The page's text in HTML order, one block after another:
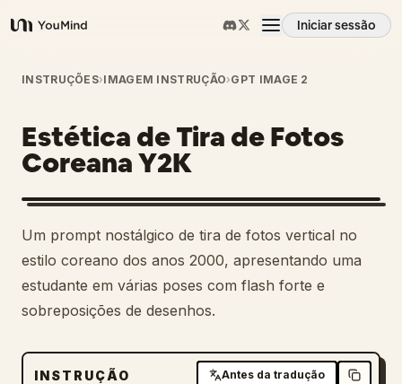
YouMind
Iniciar sessão
Visão geral
Casos de uso
Habilidades
Prompts
Preços
Transferir
INSTRUÇÕES›IMAGEM INSTRUÇÃO›GPT IMAGE 2
Estética de Tira de Fotos
Coreana Y2K
Um prompt nostálgico de tira de fotos vertical no
estilo coreano dos anos 2000, apresentando uma
estudante em várias poses com flash forte e
sobreposições de desenhos.
INSTRUÇÃO Antes da tradução